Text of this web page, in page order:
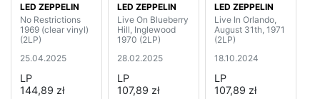
LED ZEPPELIN
No Restrictions
1969 (clear vinyl)
(2LP)
25.04.2025
LP
144,89 zł
LED ZEPPELIN
Live On Blueberry
Hill, Inglewood
1970 (2LP)
28.02.2025
LP
107,89 zł
LED ZEPPELIN
Live In Orlando,
August 31th, 1971
(2LP)
18.10.2024
LP
107,89 zł